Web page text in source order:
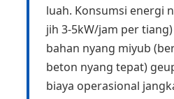
luah. Konsumsi energi
jih 3-5kW/jam per
bahan nyang miyub
beton nyang tepat)
biaya operasional